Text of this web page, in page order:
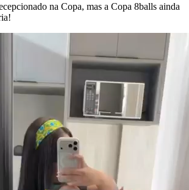
na Copa, mas a Copa 8balls ainda